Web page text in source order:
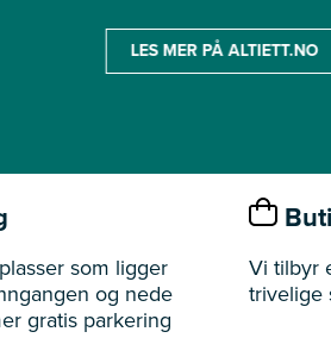
LES MER PÅ ALTIETT.NO
som ligger
og nede
gratis parkering
Vi tilbyr
trivelige